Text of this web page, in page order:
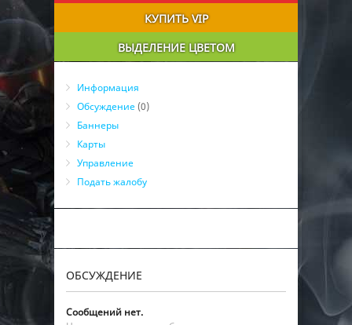
КУПИТЬ VIP
ВЫДЕЛЕНИЕ ЦВЕТОМ
Информация
Обсуждение (0)
Баннеры
Карты
Управление
Подать жалобу
ОБСУЖДЕНИЕ
Сообщений нет.